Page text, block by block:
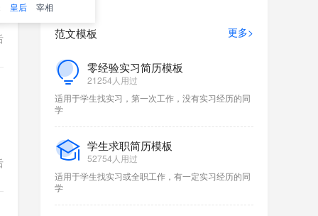
皇后 宰相
范文模板 更多>
零经验实习简历模板
21254人用过
适用于学生找实习，第一次工作，没有实习经历的同
学
学生求职简历模板
52754人用过
适用于学生找实习或全职工作，有一定实习经历的同
学